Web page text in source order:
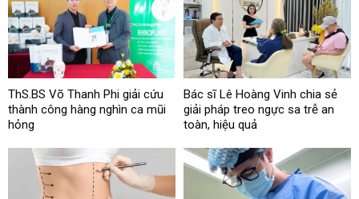
ThS.BS Võ Thanh Phi giải cứu
thành công hàng nghìn ca mũi
hỏng
Bác sĩ Lê Hoàng Vinh chia sẻ
giải pháp treo ngực sa trễ an
toàn, hiệu quả